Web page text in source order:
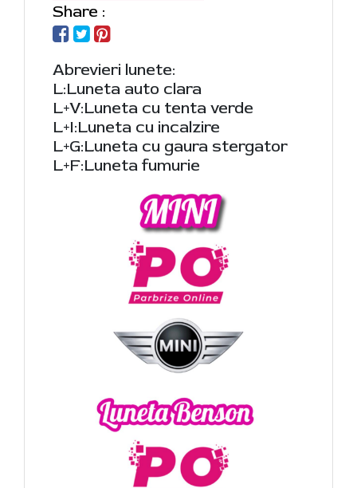
Share :
Abrevieri lunete:
L:Luneta auto clara
L+V:Luneta cu tenta verde
L+I:Luneta cu incalzire
L+G:Luneta cu gaura stergator
L+F:Luneta fumurie